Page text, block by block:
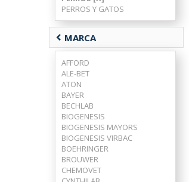
PERROS Y GATOS
chevron_left MARCA
AFFORD
ALE-BET
ATON
BAYER
BECHLAB
BIOGENESIS
BIOGENESIS MAYORS
BIOGENESIS VIRBAC
BOEHRINGER
BROUWER
CHEMOVET